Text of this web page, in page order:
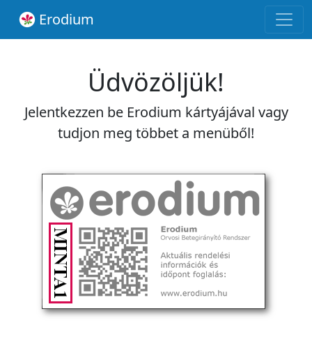
Erodium
Üdvözöljük!
Jelentkezzen be Erodium kártyájával vagy
tudjon meg többet a menüből!